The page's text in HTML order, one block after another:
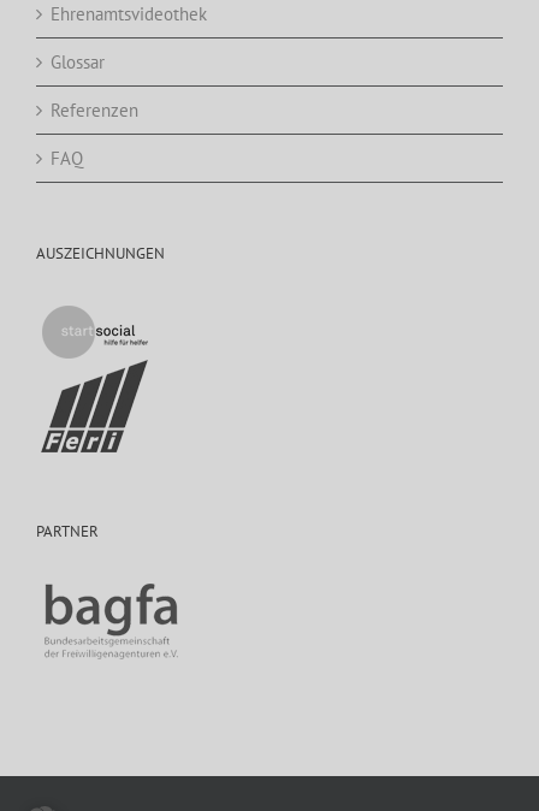
Ehrenamtsvideothek
Glossar
Referenzen
FAQ
AUSZEICHNUNGEN
PARTNER